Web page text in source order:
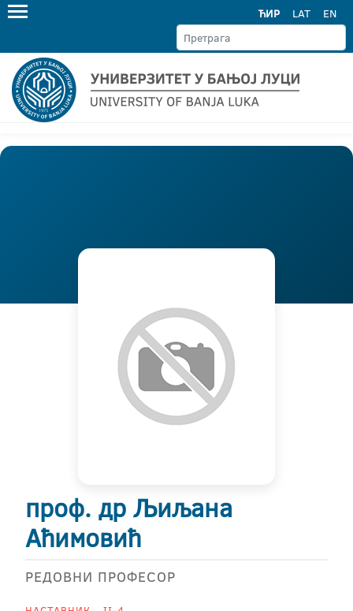
ЋИР LAT EN
проф. др Љиљана
Аћимовић
РЕДОВНИ ПРОФЕСОР